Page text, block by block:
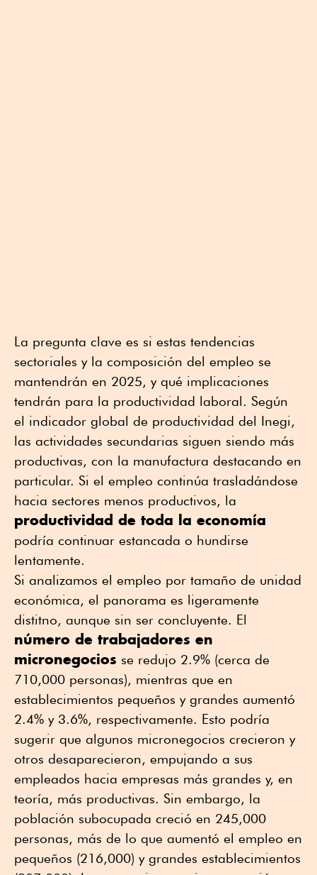
La pregunta clave es si estas tendencias
sectoriales y la composición del empleo se
mantendrán en 2025, y qué implicaciones
tendrán para la productividad laboral. Según
el indicador global de productividad del Inegi,
las actividades secundarias siguen siendo más
productivas, con la manufactura destacando en
particular. Si el empleo continúa trasladándose
hacia sectores menos productivos, la
productividad de toda la economía
podría continuar estancada o hundirse
lentamente.
Si analizamos el empleo por tamaño de unidad
económica, el panorama es ligeramente
distitno, aunque sin ser concluyente. El
número de trabajadores en
micronegocios se redujo 2.9% (cerca de
710,000 personas), mientras que en
establecimientos pequeños y grandes aumentó
2.4% y 3.6%, respectivamente. Esto podría
sugerir que algunos micronegocios crecieron y
otros desaparecieron, empujando a sus
empleados hacia empresas más grandes y, en
teoría, más productivas. Sin embargo, la
población subocupada creció en 245,000
personas, más de lo que aumentó el empleo en
pequeños (216,000) y grandes establecimientos